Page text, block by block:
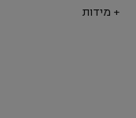
+ מידות